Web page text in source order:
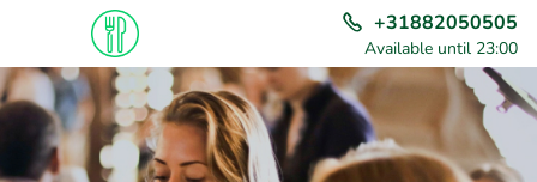
+31882050505
Available until 23:00